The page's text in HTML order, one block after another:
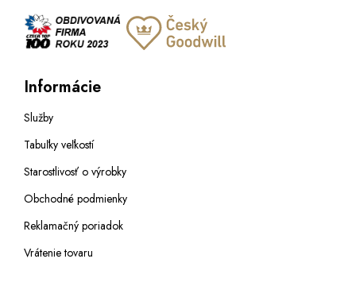
Informácie
Služby
Tabuľky veľkostí
Starostlivosť o výrobky
Obchodné podmienky
Reklamačný poriadok
Vrátenie tovaru